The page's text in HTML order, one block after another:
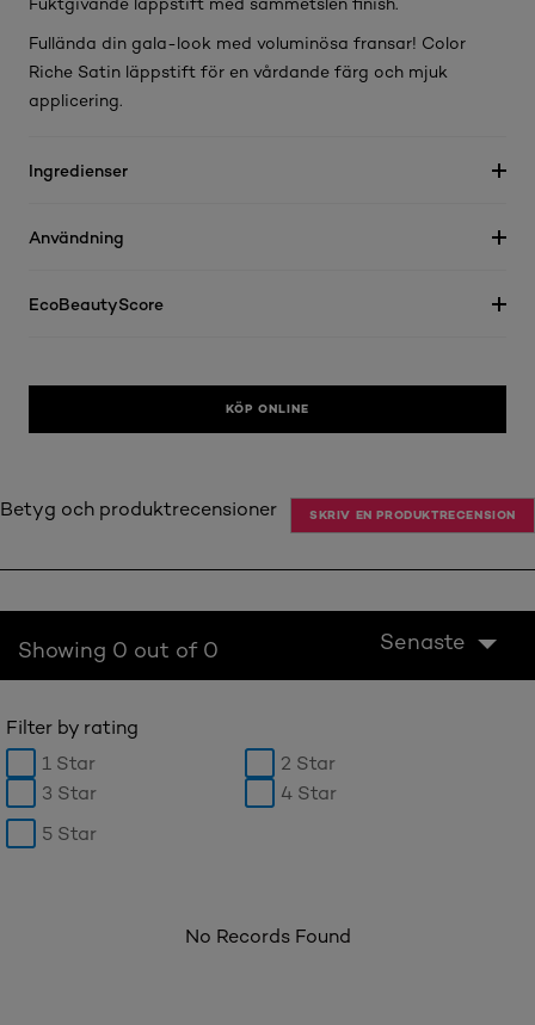
Fullända din gala-look med voluminösa fransar! Color
Riche Satin läppstift för en vårdande färg och mjuk
applicering.
Ingredienser
Användning
EcoBeautyScore
KÖP ONLINE
Betyg och produktrecensioner SKRIV EN PRODUKTRECENSION
Showing 0 out of 0 Senaste
Filter by rating
1 Star
2 Star
3 Star
4 Star
5 Star
No Records Found